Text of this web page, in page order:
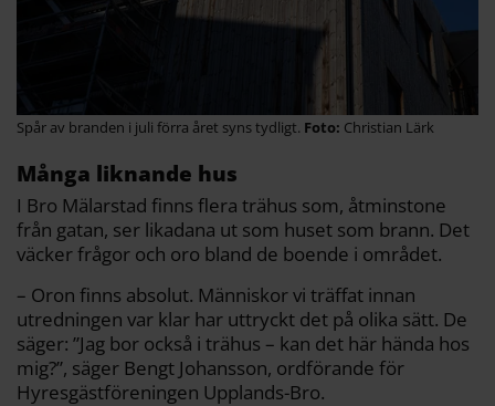
Spår av branden i juli förra året syns tydligt. Christian Lärk
Många liknande hus
I Bro Mälarstad finns flera trähus som, åtminstone
från gatan, ser likadana ut som huset som brann. Det
väcker frågor och oro bland de boende i området.
– Oron finns absolut. Människor vi träffat innan
utredningen var klar har uttryckt det på olika sätt. De
säger: ”Jag bor också i trähus – kan det här hända hos
mig?”, säger Bengt Johansson, ordförande för
Hyresgästföreningen Upplands-Bro.